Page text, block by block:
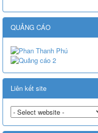
QUẢNG CÁO
Liên kết site